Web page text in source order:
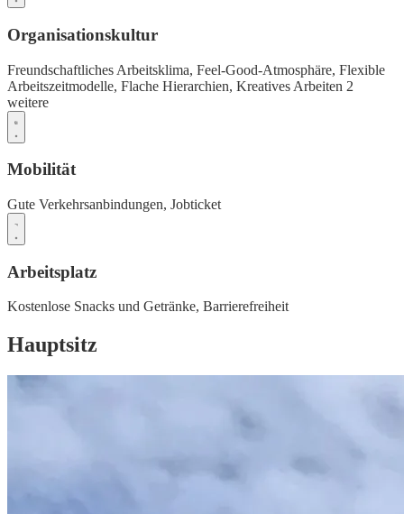
Organisationskultur
Freundschaftliches Arbeitsklima, Feel-Good-Atmosphäre, Flexible
Arbeitszeitmodelle, Flache Hierarchien, Kreatives Arbeiten 2
weitere
Mobilität
Gute Verkehrsanbindungen, Jobticket
Arbeitsplatz
Kostenlose Snacks und Getränke, Barrierefreiheit
Hauptsitz